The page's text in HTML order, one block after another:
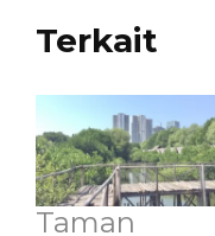
Terkait
Taman